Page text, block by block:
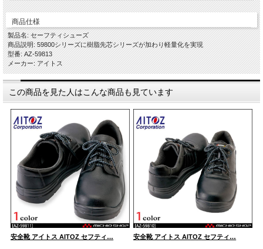
商品仕様
製品名: セーフティシューズ
商品説明: 59800シリーズに樹脂先芯シリーズが加わり軽量化を実現
型番: AZ-59813
メーカー: アイトス
この商品を見た人はこんな商品も見ています
安全靴 アイトス AITOZ セフティ… 安全靴 アイトス AITOZ セフティ…